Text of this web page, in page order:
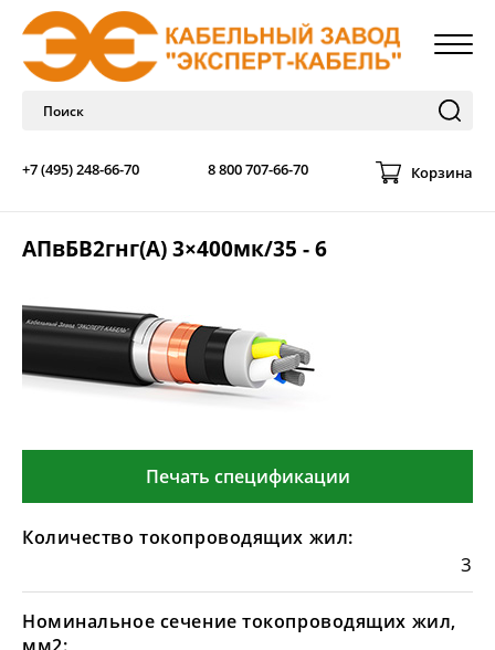
+7 (495) 248-66-70 8 800 707-66-70 Корзина
АПвБВ2гнг(А) 3×400мк/35 - 6
Печать спецификации
Количество токопроводящих жил:
3
Номинальное сечение токопроводящих жил,